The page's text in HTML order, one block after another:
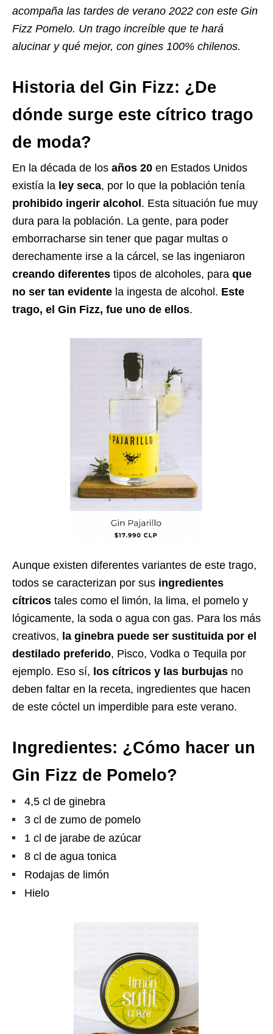
acompaña las tardes de verano 2022 con este Gin
Fizz Pomelo. Un trago increíble que te hará
alucinar y qué mejor, con gines 100% chilenos.
Historiadel Gin Fizz: ¿De
dónde surge este cítrico trago
de moda?
En la década de los años 20 en Estados Unidos
existía la ley seca, por lo que la población tenía
prohibido ingerir alcohol. Esta situación fue muy
dura para la población. La gente, para poder
emborracharse sin tener que pagar multas o
derechamente irse a la cárcel, se las ingeniaron
creando diferentes tipos de alcoholes, para que
no ser tan evidente la ingesta de alcohol. Este
trago, el Gin Fizz, fue uno de ellos.
Aunque existen diferentes variantes de este trago,
todos se caracterizan por sus ingredientes
cítricos tales como el limón, la lima, el pomelo y
lógicamente, la soda o agua con gas. Para los más
creativos, la ginebra puede ser sustituida por el
destilado preferido, Pisco, Vodka o Tequila por
ejemplo. Eso sí, los cítricos y las burbujas no
deben faltar en la receta, ingredientes que hacen
de este cóctel un imperdible para este verano.
Ingredientes: ¿Cómo hacer un
Gin Fizz de Pomelo?
4,5 cl de ginebra
3 cl de zumo de pomelo
1 cl de jarabe de azúcar
8 cl de agua tonica
Rodajas de limón
Hielo